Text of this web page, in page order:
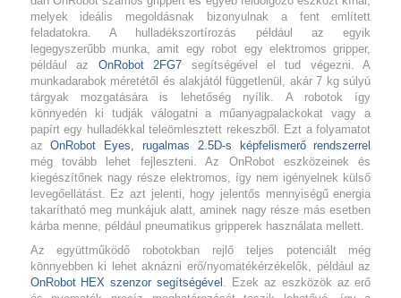
melyek ideális megoldásnak bizonyulnak a fent említett
feladatokra. A hulladékszortírozás például az egyik
legegyszerűbb munka, amit egy robot egy elektromos gripper,
például az OnRobot 2FG7 segítségével el tud végezni. A
munkadarabok méretétől és alakjától függetlenül, akár 7 kg súlyú
tárgyak mozgatására is lehetőség nyílik. A robotok így
könnyedén ki tudják válogatni a műanyagpalackokat vagy a
papírt egy hulladékkal teleömlesztett rekeszből. Ezt a folyamatot
azOnRobot Eyes, rugalmas 2.5D-s képfelismerő rendszerrel
még tovább lehet fejleszteni. Az OnRobot eszközeinek és
kiegészítőnek nagy része elektromos, így nem igényelnek külső
levegőellátást. Ez azt jelenti, hogy jelentős mennyiségű energia
takarítható meg munkájuk alatt, aminek nagy része más esetben
kárba menne, például pneumatikus gripperek használata mellett.
Az együttműködő robotokban rejlő teljes potenciált még
könnyebben ki lehet aknázni erő/nyomatékérzékelők, például az
OnRobot HEX szenzor segítségével . Ezek az eszközök az erő